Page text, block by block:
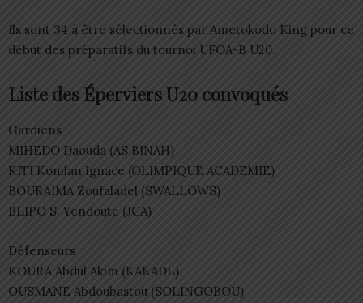
Ils sont 34 à être sélectionnés par Ametokodo King pour ce
début des préparatifs du tournoi UFOA-B U20.
Liste des Éperviers U20 convoqués
Gardiens
MIHEDO Daouda (AS BINAH)
KITI Komlan Ignace (OLIMPIQUE ACADEMIE)
BOURAIMA Zoufaladel (SWALLOWS)
BLIPO S. Yendoute (JCA)
Défenseurs
KOURA Abdul Akim (KAKADL)
OUSMANE Abdoubastou (SOLINGOBOU)